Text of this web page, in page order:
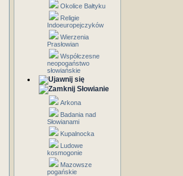
Okolice Bałtyku
Religie
Indoeuropejczyków
Wierzenia
Prasłowian
Współczesne
neopogaństwo
słowiańskie
Słowianie
Arkona
Badania nad
Słowianami
Kupalnocka
Ludowe
kosmogonie
Mazowsze
pogańskie